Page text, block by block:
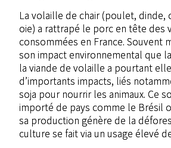
La volaille de chair (poulet, dinde,
oie) a rattrapé le porc en tête des
consommées en France. Souvent
son impact environnemental que
la viande de volaille a pourtant
d’importants impacts, liés
soja pour nourrir les animaux. Ce
importé de pays comme le Brésil
sa production génère de la
culture se fait via un usage élevé